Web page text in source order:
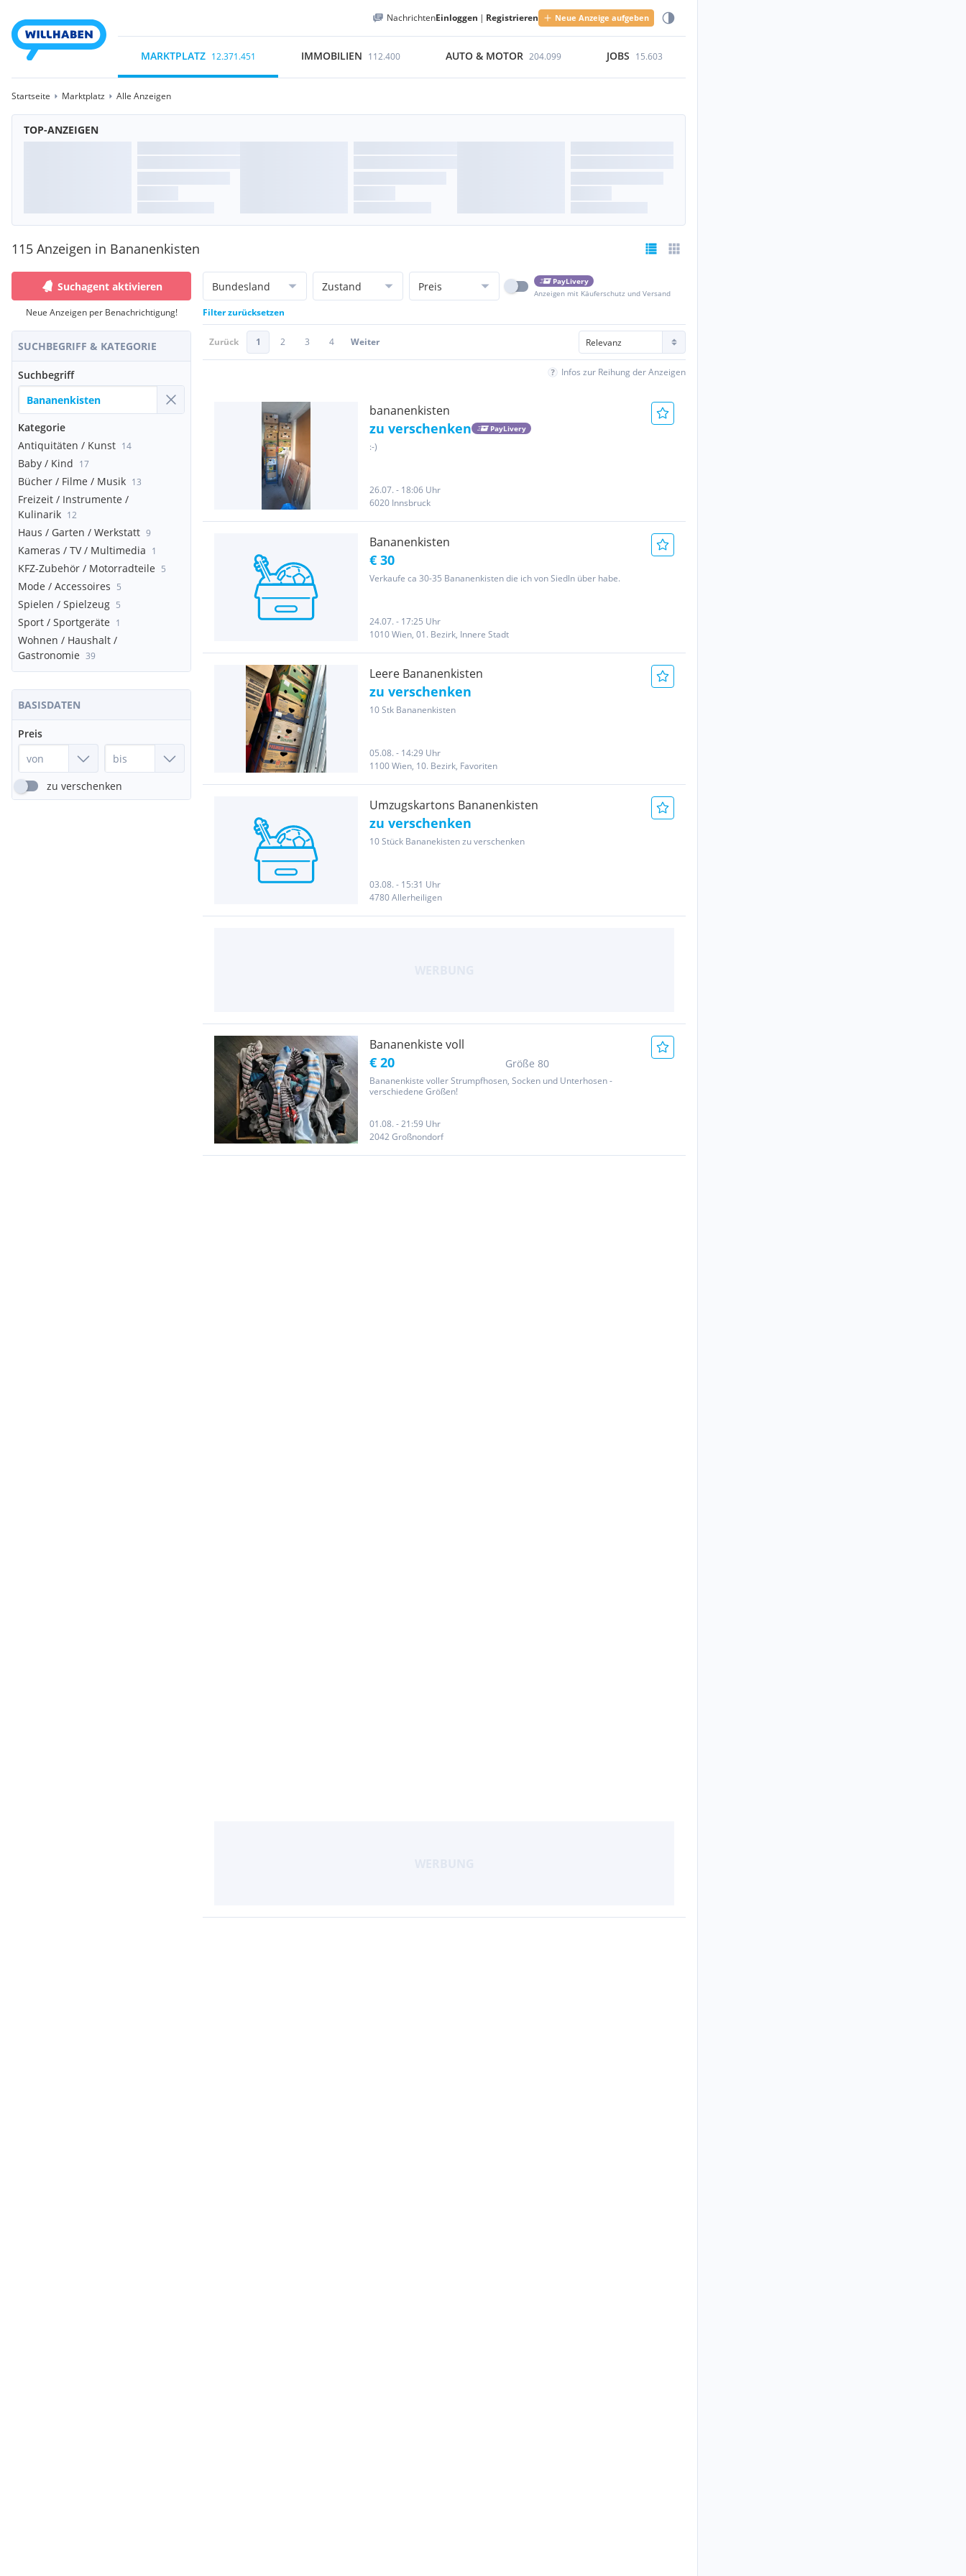
NachrichtenEinloggen | Registrieren Neue Anzeige aufgeben
MARKTPLATZ 12.371.451 IMMOBILIEN 112.400 AUTO & MOTOR 204.099 JOBS 15.603
Startseite Marktplatz Alle Anzeigen
TOP-ANZEIGEN
115 Anzeigen in Bananenkisten
Suchagent aktivieren
Neue Anzeigen per Benachrichtigung!
SUCHBEGRIFF & KATEGORIE
Suchbegriff
Kategorie
Antiquitäten / Kunst 14
Baby / Kind 17
Bücher / Filme / Musik 13
Freizeit / Instrumente /
Kulinarik 12
Haus / Garten / Werkstatt 9
Kameras / TV / Multimedia 1
KFZ-Zubehör / Motorradteile 5
Mode / Accessoires 5
Spielen / Spielzeug 5
Sport / Sportgeräte 1
Wohnen / Haushalt /
Gastronomie 39
BASISDATEN
Preis
zu verschenken
Bundesland Zustand Preis
PayLivery
Anzeigen mit Käuferschutz und Versand
Filter zurücksetzen
Zurück 1 2 3 4 Weiter
Infos zur Reihung der Anzeigen
bananenkisten
zu verschenken PayLivery
:-)
26.07. - 18:06 Uhr
6020 Innsbruck
Bananenkisten
€ 30
Verkaufe ca 30-35 Bananenkisten die ich von Siedln über habe.
24.07. - 17:25 Uhr
1010 Wien, 01. Bezirk, Innere Stadt
Leere Bananenkisten
zu verschenken
10 Stk Bananenkisten
05.08. - 14:29 Uhr
1100 Wien, 10. Bezirk, Favoriten
Umzugskartons Bananenkisten
zu verschenken
10 Stück Bananekisten zu verschenken
03.08. - 15:31 Uhr
4780 Allerheiligen
Bananenkiste voll
€ 20 Größe 80
Bananenkiste voller Strumpfhosen, Socken und Unterhosen -
verschiedene Größen!
01.08. - 21:59 Uhr
2042 Großnondorf